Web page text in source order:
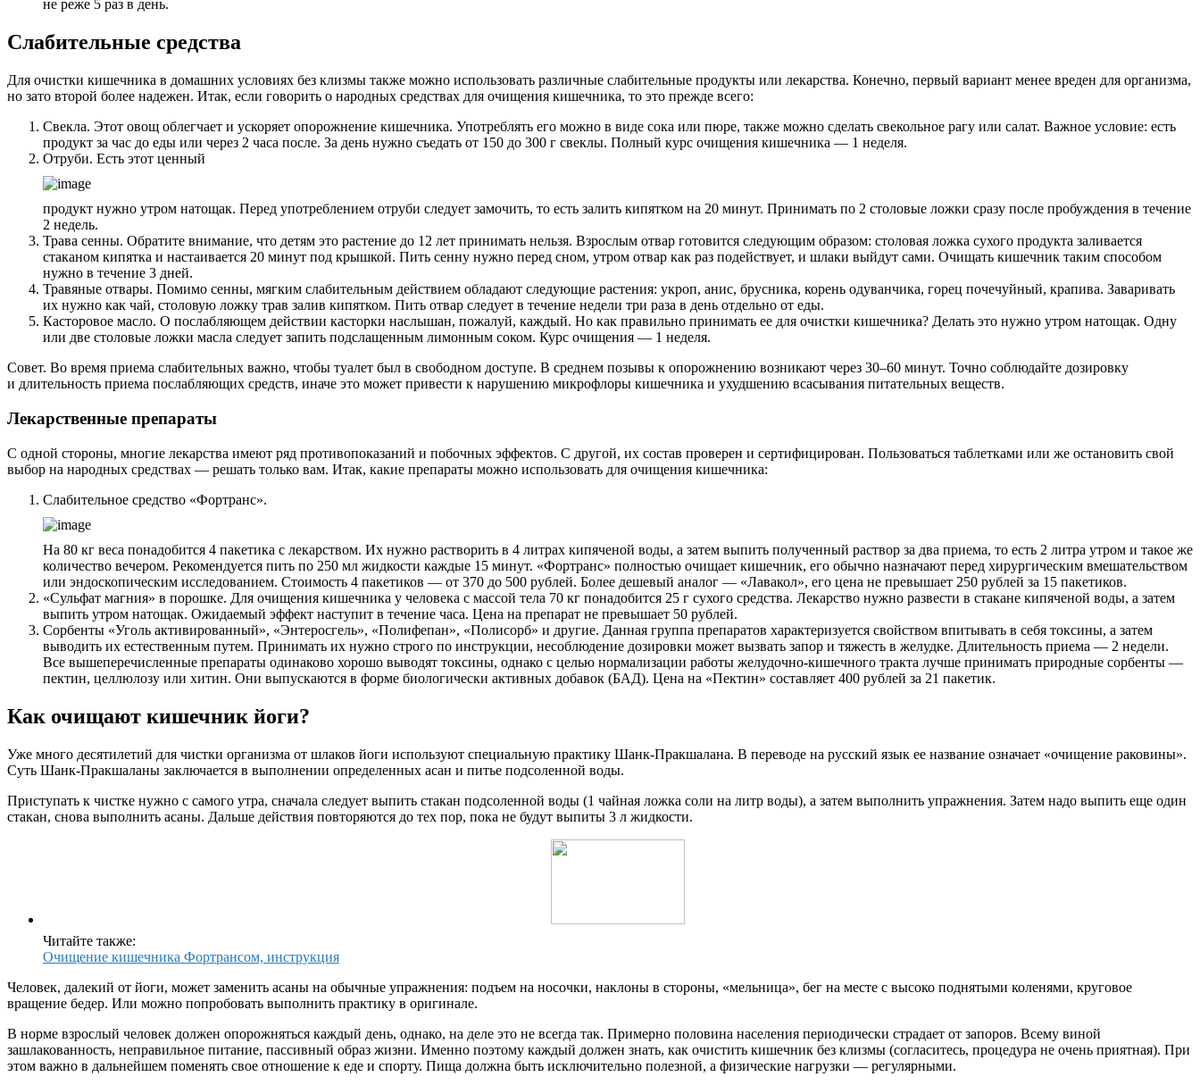
не реже 5 раз в день.
Слабительные средства
Для очистки кишечника в домашних условиях без клизмы также можно использовать различные слабительные продукты или лекарства. Конечно, первый вариант менее вреден для организма,
но зато второй более надежен. Итак, если говорить о народных средствах для очищения кишечника, то это прежде всего:
Свекла. Этот овощ облегчает и ускоряет опорожнение кишечника. Употреблять его можно в виде сока или пюре, также можно сделать свекольное рагу или салат. Важное условие: есть
продукт за час до еды или через 2 часа после. За день нужно съедать от 150 до 300 г свеклы. Полный курс очищения кишечника — 1 неделя.
Отруби. Есть этот ценный
продукт нужно утром натощак. Перед употреблением отруби следует замочить, то есть залить кипятком на 20 минут. Принимать по 2 столовые ложки сразу после пробуждения в течение
2 недель.
Трава сенны. Обратите внимание, что детям это растение до 12 лет принимать нельзя. Взрослым отвар готовится следующим образом: столовая ложка сухого продукта заливается
стаканом кипятка и настаивается 20 минут под крышкой. Пить сенну нужно перед сном, утром отвар как раз подействует, и шлаки выйдут сами. Очищать кишечник таким способом
нужно в течение 3 дней.
Травяные отвары. Помимо сенны, мягким слабительным действием обладают следующие растения: укроп, анис, брусника, корень одуванчика, горец почечуйный, крапива. Заваривать
их нужно как чай, столовую ложку трав залив кипятком. Пить отвар следует в течение недели три раза в день отдельно от еды.
Касторовое масло. О послабляющем действии касторки наслышан, пожалуй, каждый. Но как правильно принимать ее для очистки кишечника? Делать это нужно утром натощак. Одну
или две столовые ложки масла следует запить подслащенным лимонным соком. Курс очищения — 1 неделя.
Совет. Во время приема слабительных важно, чтобы туалет был в свободном доступе. В среднем позывы к опорожнению возникают через 30–60 минут. Точно соблюдайте дозировку
и длительность приема послабляющих средств, иначе это может привести к нарушению микрофлоры кишечника и ухудшению всасывания питательных веществ.
Лекарственные препараты
С одной стороны, многие лекарства имеют ряд противопоказаний и побочных эффектов. С другой, их состав проверен и сертифицирован. Пользоваться таблетками или же остановить свой
выбор на народных средствах — решать только вам. Итак, какие препараты можно использовать для очищения кишечника:
Слабительное средство «Фортранс».
На 80 кг веса понадобится 4 пакетика с лекарством. Их нужно растворить в 4 литрах кипяченой воды, а затем выпить полученный раствор за два приема, то есть 2 литра утром и такое же
количество вечером. Рекомендуется пить по 250 мл жидкости каждые 15 минут. «Фортранс» полностью очищает кишечник, его обычно назначают перед хирургическим вмешательством
или эндоскопическим исследованием. Стоимость 4 пакетиков — от 370 до 500 рублей. Более дешевый аналог — «Лавакол», его цена не превышает 250 рублей за 15 пакетиков.
«Сульфат магния» в порошке. Для очищения кишечника у человека с массой тела 70 кг понадобится 25 г сухого средства. Лекарство нужно развести в стакане кипяченой воды, а затем
выпить утром натощак. Ожидаемый эффект наступит в течение часа. Цена на препарат не превышает 50 рублей.
Сорбенты «Уголь активированный», «Энтеросгель», «Полифепан», «Полисорб» и другие. Данная группа препаратов характеризуется свойством впитывать в себя токсины, а затем
выводить их естественным путем. Принимать их нужно строго по инструкции, несоблюдение дозировки может вызвать запор и тяжесть в желудке. Длительность приема — 2 недели.
Все вышеперечисленные препараты одинаково хорошо выводят токсины, однако с целью нормализации работы желудочно-кишечного тракта лучше принимать природные сорбенты —
пектин, целлюлозу или хитин. Они выпускаются в форме биологически активных добавок (БАД). Цена на «Пектин» составляет 400 рублей за 21 пакетик.
Как очищают кишечник йоги?
Уже много десятилетий для чистки организма от шлаков йоги используют специальную практику Шанк-Пракшалана. В переводе на русский язык ее название означает «очищение раковины».
Суть Шанк-Пракшаланы заключается в выполнении определенных асан и питье подсоленной воды.
Приступать к чистке нужно с самого утра, сначала следует выпить стакан подсоленной воды (1 чайная ложка соли на литр воды), а затем выполнить упражнения. Затем надо выпить еще один
стакан, снова выполнить асаны. Дальше действия повторяются до тех пор, пока не будут выпиты 3 л жидкости.
Читайте также:
Очищение кишечника Фортрансом, инструкция
Человек, далекий от йоги, может заменить асаны на обычные упражнения: подъем на носочки, наклоны в стороны, «мельница», бег на месте с высоко поднятыми коленями, круговое
вращение бедер. Или можно попробовать выполнить практику в оригинале.
В норме взрослый человек должен опорожняться каждый день, однако, на деле это не всегда так. Примерно половина населения периодически страдает от запоров. Всему виной
зашлакованность, неправильное питание, пассивный образ жизни. Именно поэтому каждый должен знать, как очистить кишечник без клизмы (согласитесь, процедура не очень приятная). При
этом важно в дальнейшем поменять свое отношение к еде и спорту. Пища должна быть исключительно полезной, а физические нагрузки — регулярными.